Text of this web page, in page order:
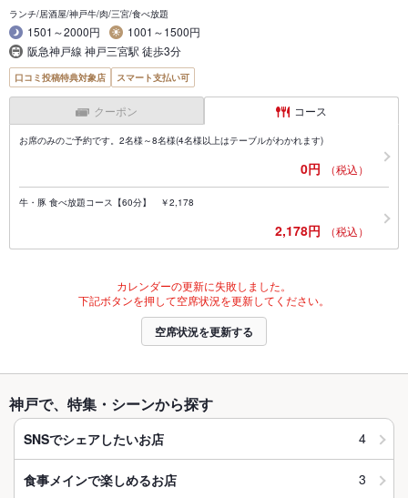
ランチ/居酒屋/神戸牛/肉/三宮/食べ放題
1501～2000円
1001～1500円
阪急神戸線 神戸三宮駅 徒歩3分
口コミ投稿特典対象店 スマート支払い可
クーポン コース
お席のみのご予約です。2名様～8名様(4名様以上はテーブルがわかれます)
0円 （税込）
牛・豚 食べ放題コース【60分】 ￥2,178
2,178円 （税込）
カレンダーの更新に失敗しました。
下記ボタンを押して空席状況を更新してください。
空席状況を更新する
神戸で、特集・シーンから探す
SNSでシェアしたいお店 4
食事メインで楽しめるお店 3